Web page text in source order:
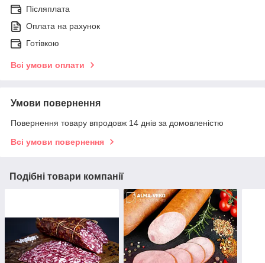
Післяплата
Оплата на рахунок
Готівкою
Всі умови оплати
Умови повернення
Повернення товару впродовж 14 днів за домовленістю
Всі умови повернення
Подібні товари компанії